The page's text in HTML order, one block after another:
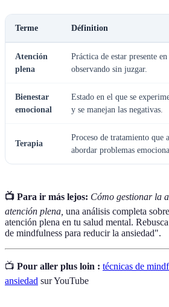
Terme Définition
Atención
plena
Práctica de estar presente
observando sin juzgar.
Bienestar
emocional
Estado en el que se
y se manejan las negativas.
Terapia
Proceso de tratamiento que
abordar problemas
📺 Para ir más lejos: Cómo gestionar la
atención plena, una análisis completa
atención plena en tu salud mental.
de mindfulness para reducir la ansiedad".
📺 Pour aller plus loin : técnicas de
ansiedad sur YouTube